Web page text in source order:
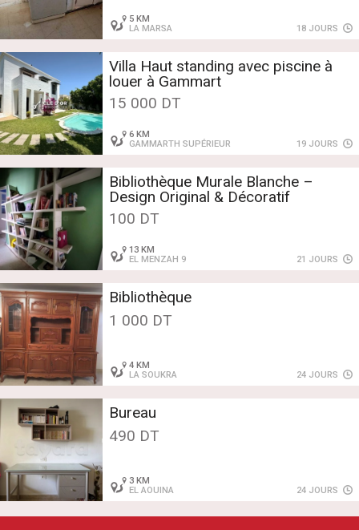
5 KM
LA MARSA
18 JOURS
Villa Haut standing avec piscine à
louer à Gammart
15 000 DT
6 KM
GAMMARTH SUPÉRIEUR
19 JOURS
Bibliothèque Murale Blanche –
Design Original & Décoratif
100 DT
13 KM
EL MENZAH 9
21 JOURS
Bibliothèque
1 000 DT
4 KM
LA SOUKRA
24 JOURS
Bureau
490 DT
3 KM
EL AOUINA
24 JOURS